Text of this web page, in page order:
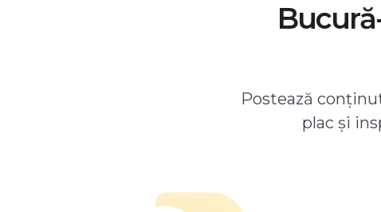
Postează
plac și